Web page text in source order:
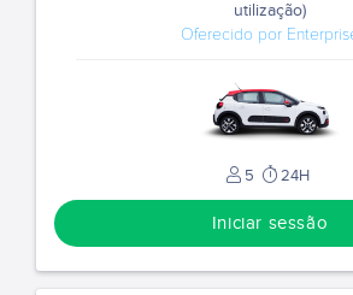
utilização)
Oferecido por
5 24H
Iniciar sessão